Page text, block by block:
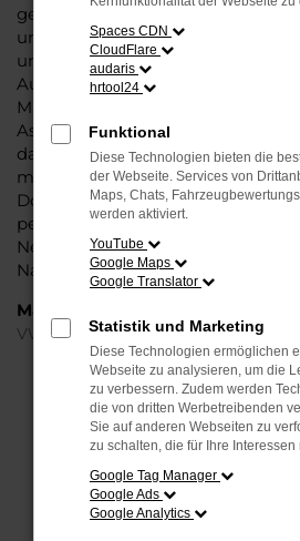
geschaffen für Fahrten in
und überzeugt durch seine
und die Liebe zum Detail. Hinzu
Ausstattung in dieser
Maßstäbe gesetzt werden, was
Assistenzsysteme und Sicherheit
dann ist da noch das Design,
mit der Zunge schnalzen lässt. In
Dortmund ist eijn VW Tiguan
perfekte Wahl, alldieweil Sie
Neuwagen erheblich an Geld
Nachlass bzw. Rabatt erhalten.
Marken
VW
FEHLER:
Beim Laden ist ein Fehler
Überprüfe deine Firewall
Spaces CDN
CloudFlare
audaris
hrtool24
Funktional
Diese Technologien bieten die
der Webseite. Services von
Maps, Chats,
werden aktiviert.
YouTube
Google Maps
Google Translator
Statistik und Marketing
Diese Technologien ermöglichen
Webseite zu analysieren, um die
zu verbessern. Zudem werden
die von dritten Werbetreibenden
Sie auf anderen Webseiten zu
zu schalten, die für Ihre
Google Tag Manager
Google Ads
Google Analytics